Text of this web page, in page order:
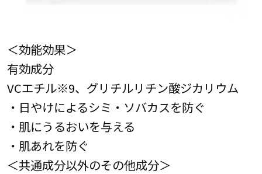
＜効能効果＞
有効成分
VCエチル※9、グリチルリチン酸ジカリウム
・日やけによるシミ・ソバカスを防ぐ
・肌にうるおいを与える
・肌あれを防ぐ
＜共通成分以外のその他成分＞